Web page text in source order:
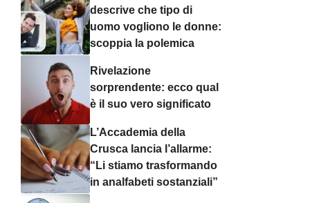
descrive che tipo di
uomo vogliono le donne:
scoppia la polemica
Rivelazione
sorprendente: ecco qual
è il suo vero significato
L’Accademia della
Crusca lancia l’allarme:
“Li stiamo trasformando
in analfabeti sostanziali”